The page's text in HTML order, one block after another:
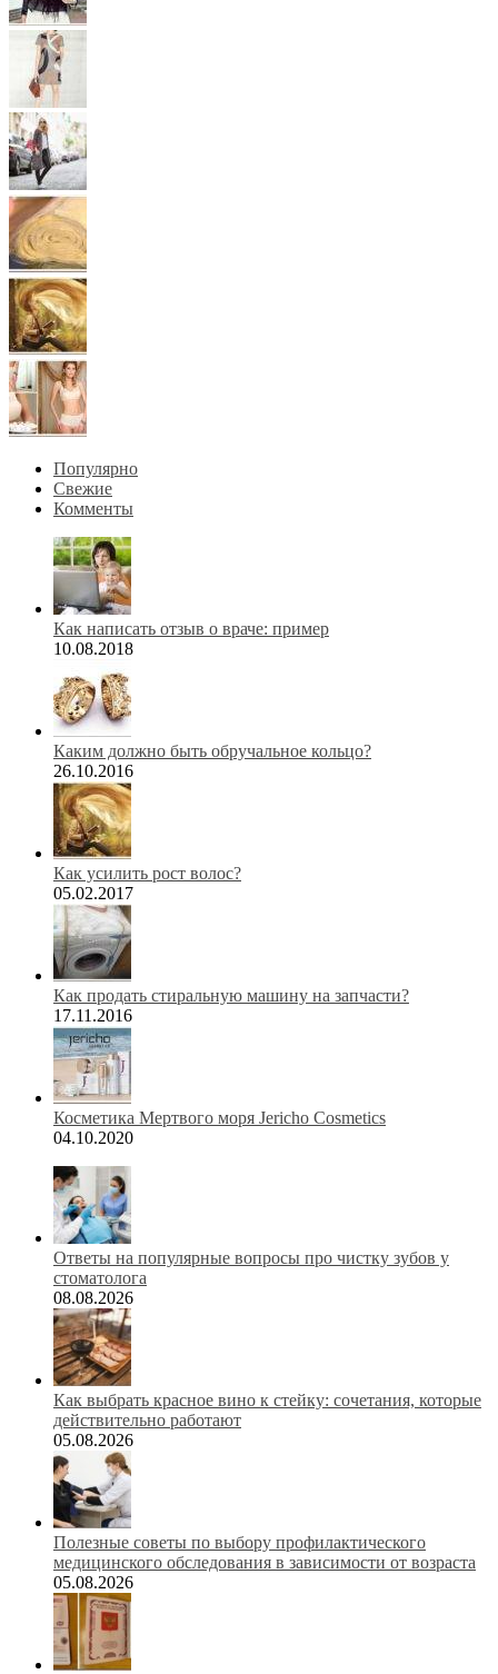
Популярно
Свежие
Комменты
Как написать отзыв о враче: пример
10.08.2018
Каким должно быть обручальное кольцо?
26.10.2016
Как усилить рост волос?
05.02.2017
Как продать стиральную машину на запчасти?
17.11.2016
Косметика Мертвого моря Jericho Cosmetics
04.10.2020
Ответы на популярные вопросы про чистку зубов у
стоматолога
08.08.2026
Как выбрать красное вино к стейку: сочетания, которые
действительно работают
05.08.2026
Полезные советы по выбору профилактического
медицинского обследования в зависимости от возраста
05.08.2026